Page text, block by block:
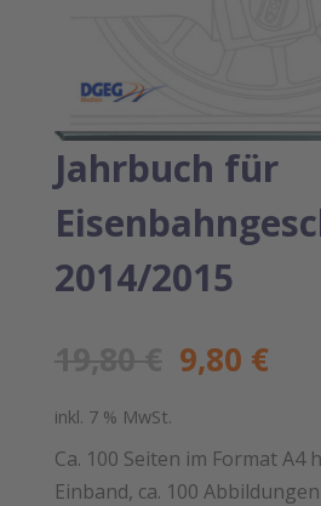
Jahrbuch für
2014/2015
19,80 €
9,80 €
inkl. 7 % MwSt.
Ca. 100 Seiten im Format A4
Einband, ca. 100 Abbildungen